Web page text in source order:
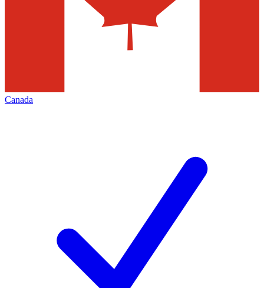
Canada